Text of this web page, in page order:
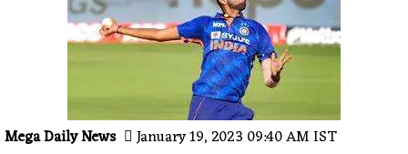
Mega Daily News January 19, 2023 09:40 AM IST